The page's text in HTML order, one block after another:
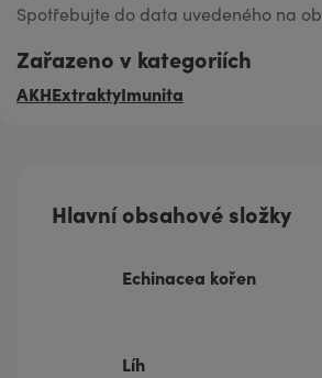
Spotřebujte do data uvedeného na
Zařazeno v kategoriích
AKHExtraktyImunita
Hlavní obsahové složky
Echinacea kořen
Líh